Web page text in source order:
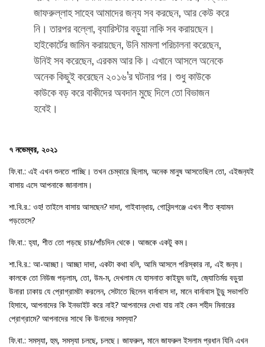
জাফরুল্লাহ সাহেব আমাদের জন‍্য সব করছেন, আর কেউ করে
নি। তারপর বল্লো, ব‍্যারিস্টার বড়ুয়া নাকি সব করায়ছেন।
হাইকোর্টের জামিন করায়ছেন, উনি মামলা পরিচালনা করেছেন,
উনিই সব করেছেন, এরকম আর কি। এখানে আসলে অনেকে
অনেক কিছুই করেছেন ২০১৬’র ঘটনার পর। শুধু কাউকে
কাউকে বড় করে বাকীদের অবদান মুছে দিলে তো বিভাজন
হবেই।
৭ নভেম্বর, ২০২১
ফি.বা.: এই এখন শুনতে পাচ্ছি। তখন চেম্বারে ছিলাম, অনেক মানুষ আসতেছিল তো, এইজন‍্যই
বাসায় এসে আপনাকে জানালাম।
শা.বি.র.: ওহ! তাইলে বাসায় আসছেন? দাদা, গাইবান্ধায়, গোবিন্দগঞ্জে এখন শীত ক‍্যামন
পড়তেসে?
ফি.বা.: হ‍্যা, শীত তো পড়ছে চার/পাঁচদিন থেকে। আজকে একটু কম।
শা.বি.র.: আ-আচ্ছা। আচ্ছা দাদা, একটা কথা বলি, আমি আসলে পরিস্কার না, এই জন‍্য।
কালকে তো নিউজ পড়লাম, তো, উম-ম, দেখলাম যে হাসনাত কাইয়ুম ভাই, জ‍্যোতির্ময় বড়ুয়া
উনারা ঢাকায় যে প্রোগ্রামটা করলেন, সেটাতে ছিলেন বার্নাবাস দা, মানে বার্নাবাস টুডু সভাপতি
হিসাবে, আপনাদের কি ইনভাইট করে নাই? আপনাদের দেখা যায় নাই কেন শহীদ মিনারের
প্রোগ্রামে? আপনাদের সাথে কি উনাদের সমস‍্যা?
ফি.বা.: সমস‍্যা, হুম, সমস‍্যা চলছে, চলছে। জাফরুল, মানে জাফরুল ইসলাম প্রধান যিনি এখন